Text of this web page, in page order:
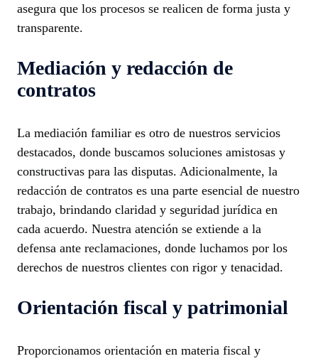
asegura que los procesos se realicen de forma justa y
transparente.
Mediación y redacción de
contratos
La mediación familiar es otro de nuestros servicios
destacados, donde buscamos soluciones amistosas y
constructivas para las disputas. Adicionalmente, la
redacción de contratos es una parte esencial de nuestro
trabajo, brindando claridad y seguridad jurídica en
cada acuerdo. Nuestra atención se extiende a la
defensa ante reclamaciones, donde luchamos por los
derechos de nuestros clientes con rigor y tenacidad.
Orientación fiscal y patrimonial
Proporcionamos orientación en materia fiscal y